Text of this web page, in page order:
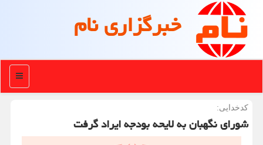
خبرگزاری نام
منو
كدخدایی:
شورای نگهبان به لایحه بودجه ایراد گرفت